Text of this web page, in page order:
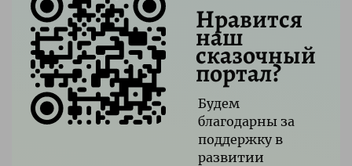
Нравится
наш
сказочный
портал?
Будем
благодарны за
поддержку в
развитии